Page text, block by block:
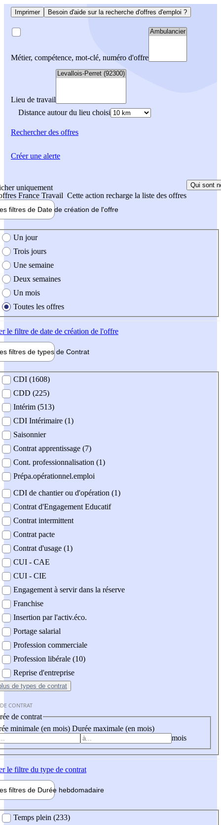
Imprimer Besoin d'aide sur la recherche d'offres d'emploi ?
Métier, compétence, mot-clé, numéro d'offre
Lieu de travail
Distance autour du lieu choisi
Rechercherdes offres
uniquement
France Travail Cette action recharge la liste des offres
Qui sont
filtres de Date de création de l'offre
création de l'offre
Un jour
Trois jours
Une semaine
Deux semaines
Un mois
Toutes les offres
le filtre de date de création de l'offre
filtres de types de Contrat
contrat
CDI (1608)
CDD (225)
Intérim (513)
CDI Intérimaire (1)
Saisonnier
Contrat apprentissage (7)
Cont. professionnalisation (1)
Prépa.opérationnel.emploi
CDI de chantier ou d'opération (1)
Contrat d'Engagement Educatif
Contrat intermittent
Contrat pacte
Contrat d'usage (1)
CUI - CAE
CUI - CIE
Engagement à servir dans la réserve
Franchise
Insertion par l'activ.éco.
Portage salarial
Profession commerciale
Profession libérale (10)
Reprise d'entreprise
de types de contrat
CONTRAT
de contrat
minimale (en mois) Durée maximale (en mois)
mois
le filtre du type de contrat
filtres de Durée hebdomadaire
Temps plein (233)
Créer une alerte